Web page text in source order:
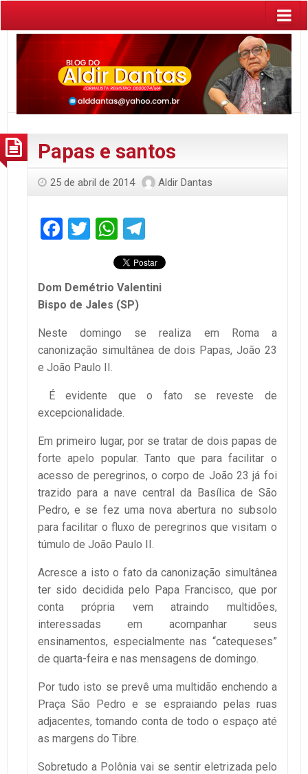
Papas e santos
25 de abril de 2014 Aldir Dantas
Facebook
TwitterWhatsApp
Dom Demétrio Valentini
Bispo de Jales (SP)
Neste domingo se realiza em Roma a
canonização simultânea de dois Papas, João 23
e João Paulo II.
É evidente que o fato se reveste de
excepcionalidade.
Em primeiro lugar, por se tratar de dois papas de
forte apelo popular. Tanto que para facilitar o
acesso de peregrinos, o corpo de João 23 já foi
trazido para a nave central da Basílica de São
Pedro, e se fez uma nova abertura no subsolo
para facilitar o fluxo de peregrinos que visitam o
túmulo de João Paulo II.
Acresce a isto o fato da canonização simultânea
ter sido decidida pelo Papa Francisco, que por
conta própria vem atraindo multidões,
interessadas em acompanhar seus
ensinamentos, especialmente nas “catequeses”
de quarta-feira e nas mensagens de domingo.
Por tudo isto se prevê uma multidão enchendo a
Praça São Pedro e se espraiando pelas ruas
adjacentes, tomando conta de todo o espaço até
as margens do Tibre.
Sobretudo a Polônia vai se sentir eletrizada pelo